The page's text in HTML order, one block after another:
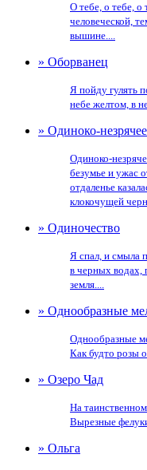
О тебе, о тебе, о
человеческой,
вышине....
» Оборванец
Я пойду гулять
небе желтом, в
» Одиноко-
Одиноко-
безумье и ужас
отдаленье
клокочущей
» Одиночество
Я спал, и смыла
в черных водах,
земля....
» Однообразные
Однообразные
Как будто розы
» Озеро Чад
На
Вырезные
» Ольга